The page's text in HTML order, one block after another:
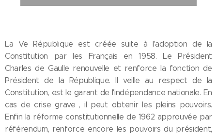
La Ve République est créée suite à l'adoption de la
Constitution par les Français en 1958. Le Président
Charles de Gaulle renouvelle et renforce la fonction de
Président de la République. Il veille au respect de la
Constitution, est le garant de l'indépendance nationale. En
cas de crise grave , il peut obtenir les pleins pouvoirs.
Enfin la réforme constitutionnelle de 1962 approuvée par
référendum, renforce encore les pouvoirs du président,